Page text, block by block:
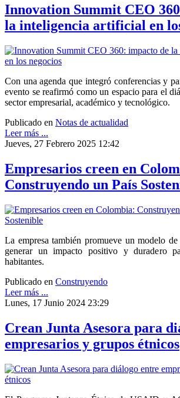
Innovation Summit CEO
la inteligencia artificial en
Con una agenda que integró conferencias y
evento se reafirmó como un espacio para el
sector empresarial, académico y tecnológico.
Publicado en Notas de actualidad
Leer más ...
Jueves, 27 Febrero 2025 12:42
Empresarios creen en
Construyendo un País
La empresa también promueve un modelo
generar un impacto positivo y duradero
habitantes.
Publicado en Construyendo
Leer más ...
Lunes, 17 Junio 2024 23:29
Crean Junta Asesora para
empresarios y grupos étnicos